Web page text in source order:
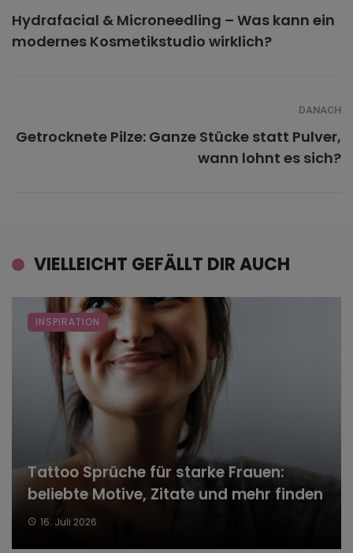
Hydrafacial & Microneedling – Was kann ein
modernes Kosmetikstudio wirklich?
DANACH
Getrocknete Pilze: Ganze Stücke statt Pulver,
wann lohnt es sich?
VIELLEICHT GEFÄLLT DIR AUCH
Tattoo Sprüche für starke Frauen:
beliebte Motive, Zitate und mehr finden
16. Juli 2026
INSPIRATION